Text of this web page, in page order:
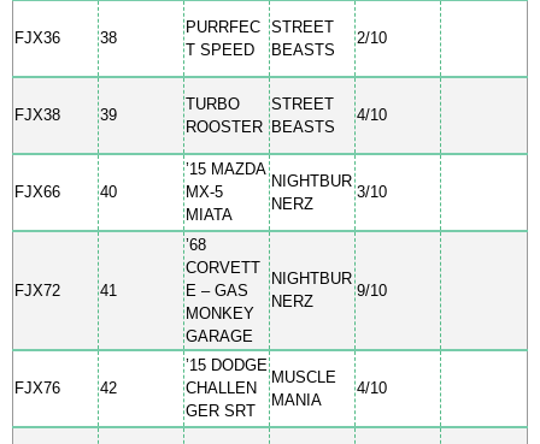
FJX36 38
PURRFEC
T SPEED
STREET
BEASTS
2/10
FJX38 39
TURBO
ROOSTER
STREET
BEASTS
4/10
FJX66 40
’15 MAZDA
MX-5
MIATA
NIGHTBUR
NERZ
3/10
FJX72 41
’68
CORVETT
E – GAS
MONKEY
GARAGE
NIGHTBUR
NERZ
9/10
FJX76 42
’15 DODGE
CHALLEN
GER SRT
MUSCLE
MANIA
4/10